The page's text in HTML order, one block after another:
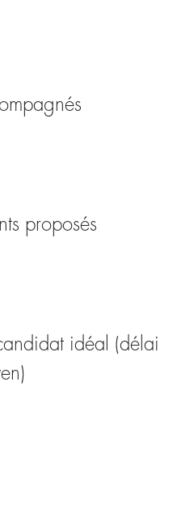
proposés
idéal (délai